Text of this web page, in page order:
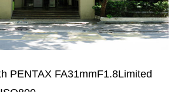
PENTAX FA31mmF1.8Limited